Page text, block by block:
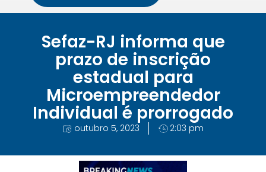
Sefaz-RJ informa que
prazo de inscrição
estadual para
Microempreendedor
Individual é prorrogado
outubro 5, 2023 2:03 pm